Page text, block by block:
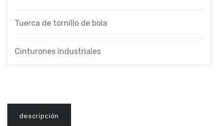
Tuerca de tornillo de bola
Cinturones industriales
descripción